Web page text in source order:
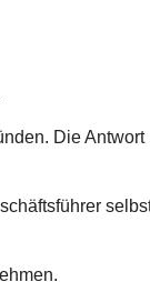
Die Antwort